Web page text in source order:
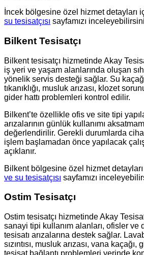
İncek bölgesine özel hizmet detayları
su tesisatçısı sayfamızı
Bilkent Tesisatçı
Bilkent tesisatçı hizmetinde Akay
iş yeri ve yaşam alanlarında oluşan
yönelik servis desteği sağlar. Su
tıkanıklığı, musluk arızası, klozet
gider hattı problemleri kontrol edilir.
Bilkent’te özellikle ofis ve site tipi
arızalarının günlük kullanımı
değerlendirilir. Gerekli durumlarda
işlem başlamadan önce yapılacak
açıklanır.
Bilkent bölgesine özel hizmet
ve su tesisatçısı sayfamızı
Ostim Tesisatçı
Ostim tesisatçı hizmetinde Akay
sanayi tipi kullanım alanları, ofisler ve
tesisatı arızalarına destek sağlar.
sızıntısı, musluk arızası, vana